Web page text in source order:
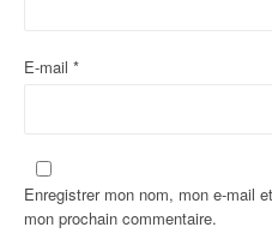
E-mail *
Enregistrer mon nom, mon e-mail
mon prochain commentaire.